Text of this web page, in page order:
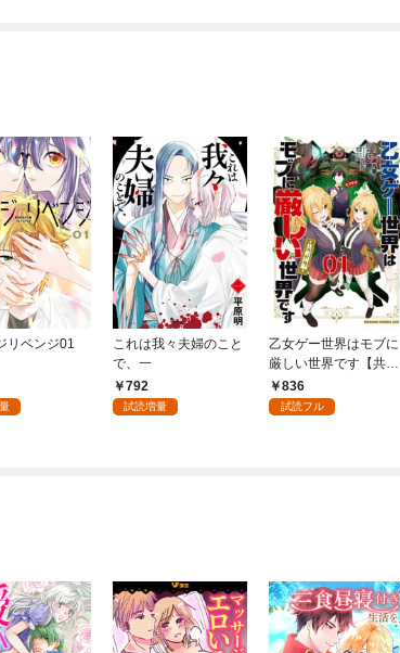
リベンジ01
これは我々夫婦のこと
で、一
792
試読増量
乙女ゲー世界はモブに
厳しい世界です【共和
国編】 ０１
836
試読フル